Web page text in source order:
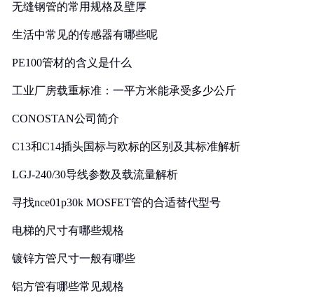
无缝钢管的常用规格及壁厚
生活中常见的传感器有哪些呢
PE100管材的含义是什么
工业厂房载重标准：一平方米能承受多少公斤
CONOSTAN公司简介
C13和C14插头国标与欧标的区别及其标准解析
LGJ-240/30导线参数及载流量解析
寻找nce01p30k MOSFET管的合适替代型号
电梯的尺寸有哪些规格
镀锌方管尺寸一般有哪些
铝方管有哪些常见规格